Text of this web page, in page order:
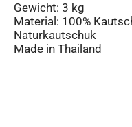
Gewicht: 3 kg
Material: 100%
Naturkautschuk
Made in Thailand